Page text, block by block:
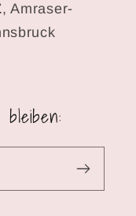
, Amraser-